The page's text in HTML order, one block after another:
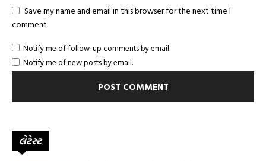
Save my name and email in this browser for the next time I
comment
Notify me of follow-up comments by email.
Notify me of new posts by email.
લેટેસ્ટ